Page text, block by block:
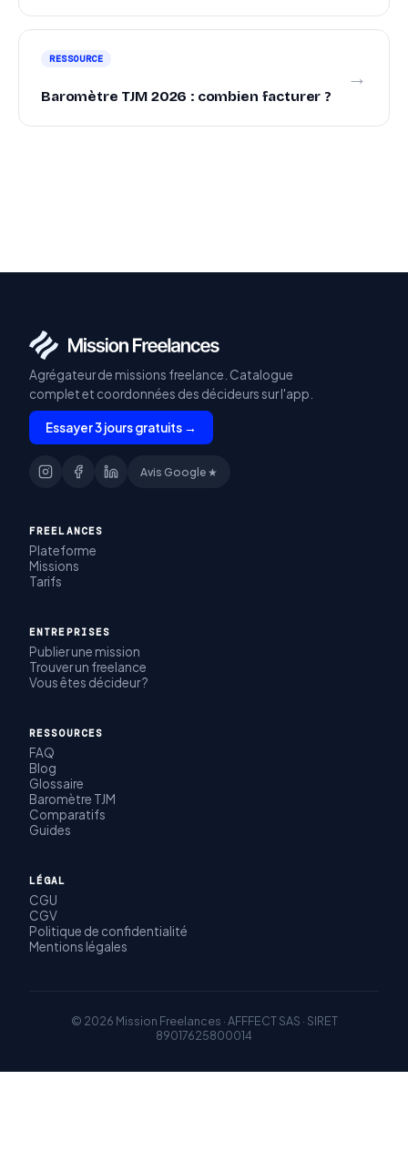
RESSOURCE
Baromètre TJM 2026 : combien facturer ?
→
Agrégateur de missions freelance. Catalogue
complet et coordonnées des décideurs sur l'app.
Essayer 3 jours gratuits →
Avis Google ★
FREELANCES
Plateforme
Missions
Tarifs
ENTREPRISES
Publier une mission
Trouver un freelance
Vous êtes décideur ?
RESSOURCES
FAQ
Blog
Glossaire
Baromètre TJM
Comparatifs
Guides
LÉGAL
CGU
CGV
Politique de confidentialité
Mentions légales
© 2026 Mission Freelances · AFFFECT SAS · SIRET
89017625800014